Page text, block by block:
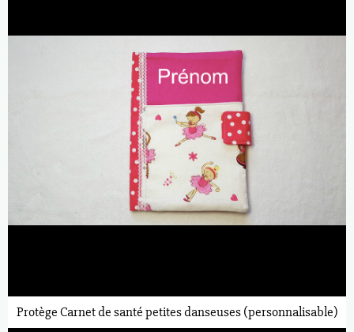
Protège Carnet de santé petites danseuses (personnalisable)